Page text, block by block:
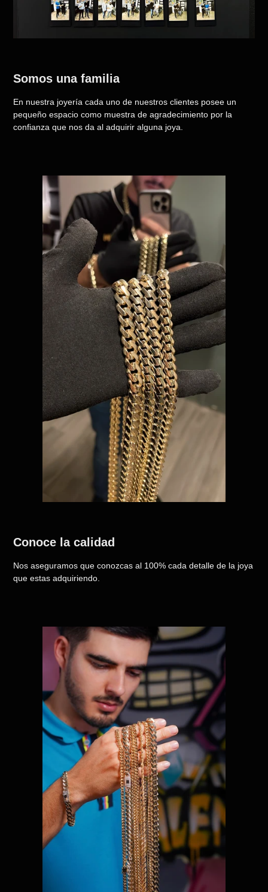
Somos una familia
En nuestra joyería cada uno de nuestros clientes posee un
pequeño espacio como muestra de agradecimiento por la
confianza que nos da al adquirir alguna joya.
Conoce la calidad
Nos aseguramos que conozcas al 100% cada detalle de la joya
que estas adquiriendo.